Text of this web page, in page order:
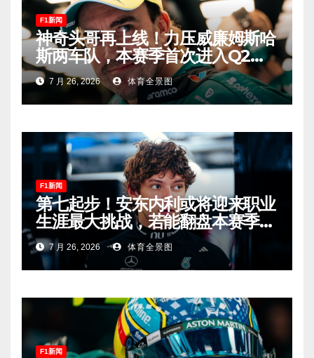
F1新闻
神奇头哥再上线！力压威廉姆斯哈
斯两车队，本赛季首次进入Q2，
车迷终于扬眉吐气！
7 月 26, 2026 体育全景图
F1新闻
第七起步！安东内利或将迎来职业
生涯最大挑战，若能翻盘本赛季争
冠有望！
7 月 26, 2026 体育全景图
F1新闻